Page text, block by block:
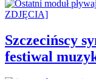
Szczecińscy
festiwal